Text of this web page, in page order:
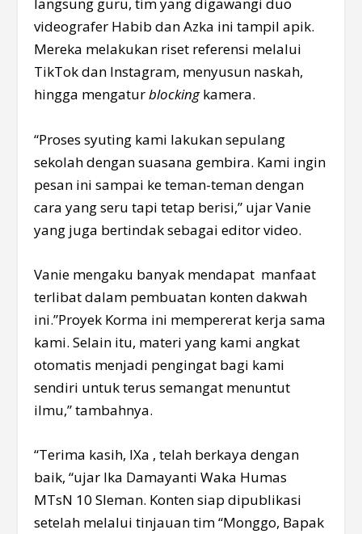
langsung guru, tim yang digawangi duo
videografer Habib dan Azka ini tampil apik.
Mereka melakukan riset referensi melalui
TikTok dan Instagram, menyusun naskah,
hingga mengaturblockingkamera.
“Proses syuting kami lakukan sepulang
sekolah dengan suasana gembira. Kami ingin
pesan ini sampai ke teman-teman dengan
cara yang seru tapi tetap berisi,” ujar Vanie
yang juga bertindak sebagai editor video.
Vanie mengaku banyak mendapat manfaat
terlibat dalam pembuatan konten dakwah
ini.”Proyek Korma ini mempererat kerja sama
kami. Selain itu, materi yang kami angkat
otomatis menjadi pengingat bagi kami
sendiri untuk terus semangat menuntut
ilmu,” tambahnya.
“Terima kasih, IXa , telah berkaya dengan
baik, “ujar Ika Damayanti Waka Humas
MTsN 10 Sleman. Konten siap dipublikasi
setelah melalui tinjauan tim “Monggo, Bapak